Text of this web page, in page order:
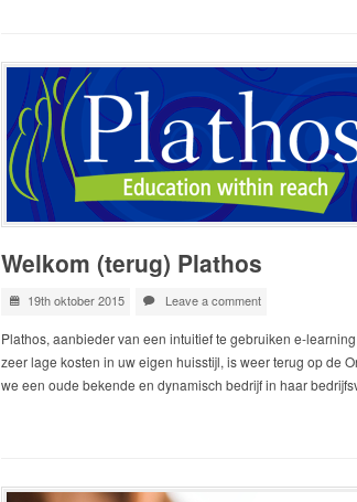
Welkom (terug) Plathos
19th oktober 2015 Leave a comment
Plathos, aanbieder van een intuitief te gebruiken e-
zeer lage kosten in uw eigen huisstijl, is weer terug op de
we een oude bekende en dynamisch bedrijf in haar